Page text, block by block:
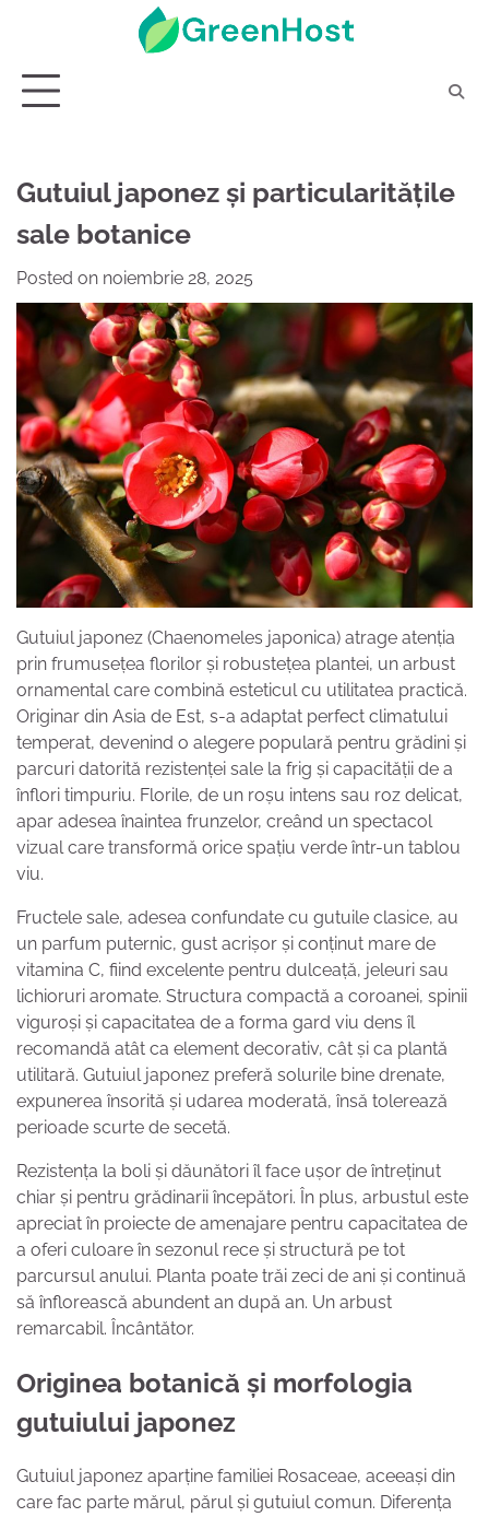
Gutuiul japonez și particularitățile
sale botanice
Posted on noiembrie 28, 2025
Gutuiul japonez (Chaenomeles japonica) atrage atenția
prin frumusețea florilor și robustețea plantei, un arbust
ornamental care combină esteticul cu utilitatea practică.
Originar din Asia de Est, s-a adaptat perfect climatului
temperat, devenind o alegere populară pentru grădini și
parcuri datorită rezistenței sale la frig și capacității de a
înflori timpuriu. Florile, de un roșu intens sau roz delicat,
apar adesea înaintea frunzelor, creând un spectacol
vizual care transformă orice spațiu verde într-un tablou
viu.
Fructele sale, adesea confundate cu gutuile clasice, au
un parfum puternic, gust acrișor și conținut mare de
vitamina C, fiind excelente pentru dulceață, jeleuri sau
lichioruri aromate. Structura compactă a coroanei, spinii
viguroși și capacitatea de a forma gard viu dens îl
recomandă atât ca element decorativ, cât și ca plantă
utilitară. Gutuiul japonez preferă solurile bine drenate,
expunerea însorită și udarea moderată, însă tolerează
perioade scurte de secetă.
Rezistența la boli și dăunători îl face ușor de întreținut
chiar și pentru grădinarii începători. În plus, arbustul este
apreciat în proiecte de amenajare pentru capacitatea de
a oferi culoare în sezonul rece și structură pe tot
parcursul anului. Planta poate trăi zeci de ani și continuă
să înflorească abundent an după an. Un arbust
remarcabil. Încântător.
Originea botanică și morfologia
gutuiului japonez
Gutuiul japonez aparține familiei Rosaceae, aceeași din
care fac parte mărul, părul și gutuiul comun. Diferența